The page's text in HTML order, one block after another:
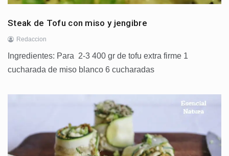
Steak de Tofu con miso y jengibre
Redaccion
Ingredientes: Para 2-3 400 gr de tofu extra firme 1
cucharada de miso blanco 6 cucharadas